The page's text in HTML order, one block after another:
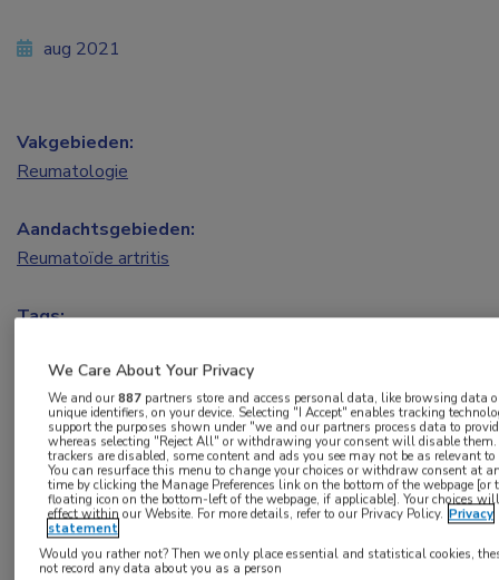
In deze prospectieve, multicenter, open label,
proof of conceptstudie werden de veiligheid en
effectiviteit onderzocht van niet-invasieve
stimulatie van de auriculaire tak van de nervus
vagus als behandeling voor patiënten met matig
tot ernstig actieve RA die onvoldoende
aug 2021
Vakgebieden:
Reumatologie
Aandachtsgebieden:
Reumatoïde artritis
Tags:
We Care About Your Privacy
We and our887partners store and access personal data, like browsing data
unique identifiers, on your device. Selecting "I Accept" enables tracking
support the purposes shown under "we and our partners process data to
whereas selecting "Reject All" or withdrawing your consent will disable
trackers are disabled, some content and ads you see may not be as relevant to
You can resurface this menu to change your choices or withdraw consent at
time by clicking the Manage Preferences link on the bottom of the webpage [or
floating icon on the bottom-left of the webpage, if applicable]. Your choices
effect within our Website. For more details, refer to our Privacy Policy. Privacy
statement
Would you rather not? Then we only place essential and statistical cookies,
not record any data about you as a person